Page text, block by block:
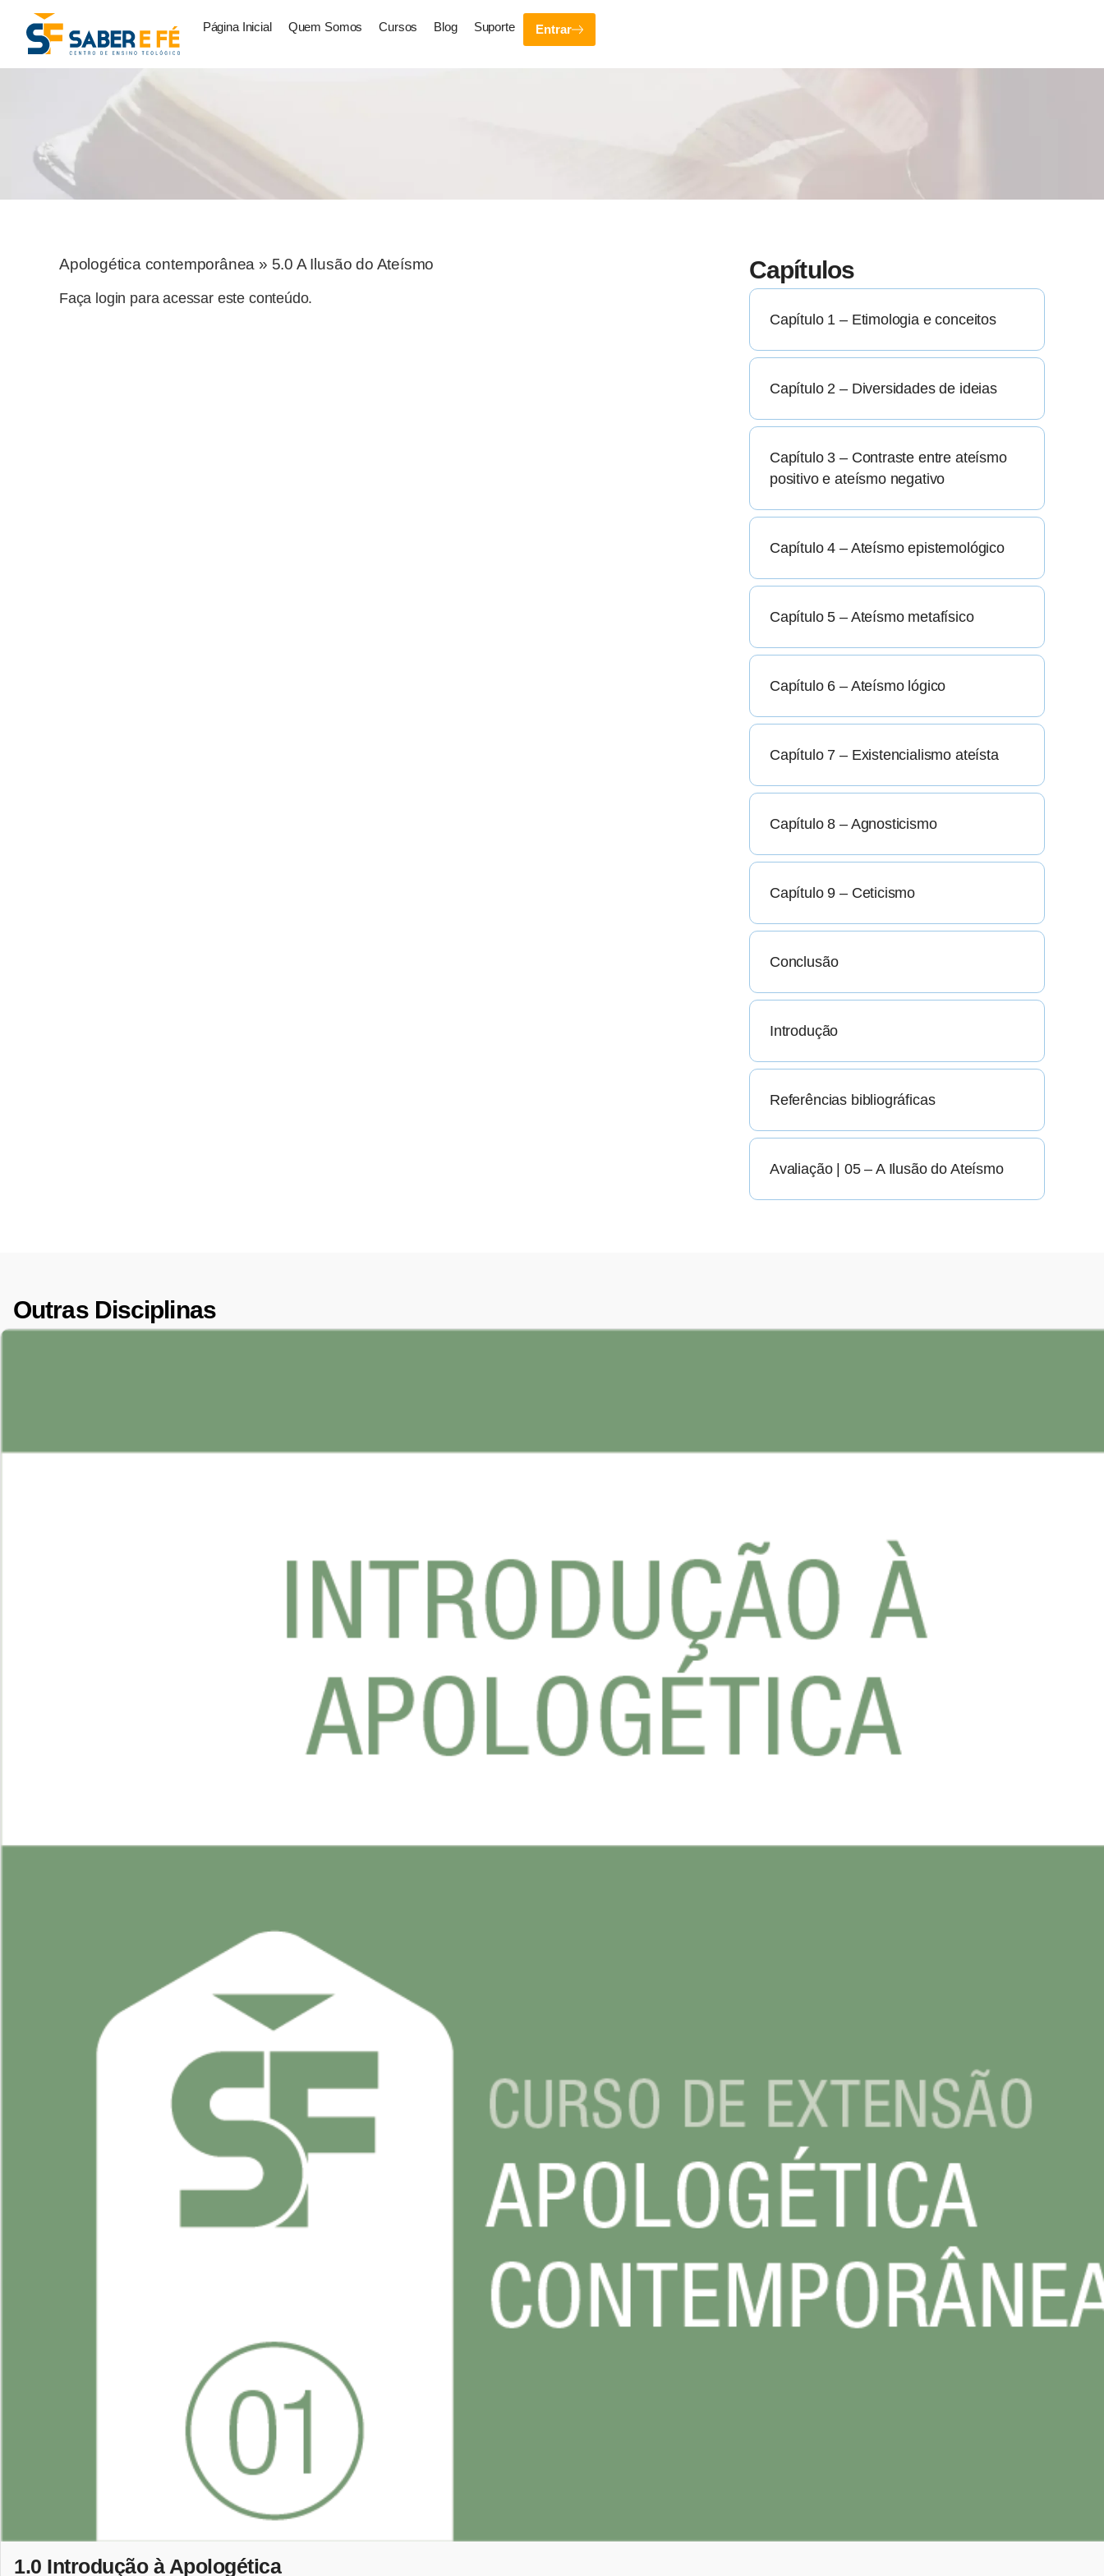
Página Inicial Quem Somos Cursos Blog Suporte Entrar
Apologética contemporânea » 5.0 A Ilusão do Ateísmo
Faça login para acessar este conteúdo.
Capítulos
Capítulo 1 – Etimologia e conceitos
Capítulo 2 – Diversidades de ideias
Capítulo 3 – Contraste entre ateísmo
positivo e ateísmo negativo
Capítulo 4 – Ateísmo epistemológico
Capítulo 5 – Ateísmo metafísico
Capítulo 6 – Ateísmo lógico
Capítulo 7 – Existencialismo ateísta
Capítulo 8 – Agnosticismo
Capítulo 9 – Ceticismo
Conclusão
Introdução
Referências bibliográficas
Avaliação | 05 – A Ilusão do Ateísmo
Outras Disciplinas
1.0 Introdução à Apologética